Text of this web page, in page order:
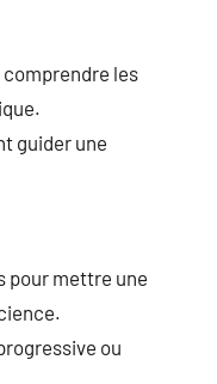
comprendre les
guider une
pour mettre une
ou